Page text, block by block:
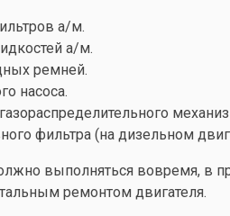
а/м.
а/м.
ремней.
насоса.
фильтра (на дизельном
выполняться вовремя, в
ремонтом двигателя.